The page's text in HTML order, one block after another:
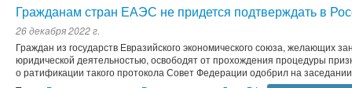
Гражданам стран ЕАЭС не придется подтверждать в
26 декабря 2022 г.
Граждан из государств Евразийского экономического союза, желающих
юридической деятельностью, освободят от прохождения процедуры
о ратификации такого протокола Совет Федерации одобрил на